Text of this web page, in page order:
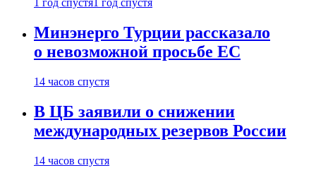
1 год спустя 1 год спустя
Минэнерго Турции рассказало
о невозможной просьбе ЕС
14 часов спустя
В ЦБ заявили о снижении
международных резервов России
14 часов спустя